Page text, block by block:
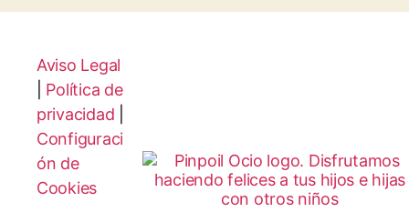
Aviso Legal
Política de
privacidad
Configuraci
ón de
Cookies